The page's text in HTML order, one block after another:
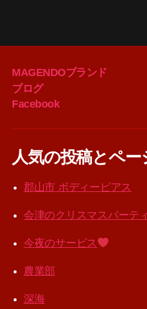
MAGENDOブランド
ブログ
Facebook
人気の投稿とペー
郡山市 ボディーピアス
会津のクリスマスパーテ
今夜のサービス
農業部
深海